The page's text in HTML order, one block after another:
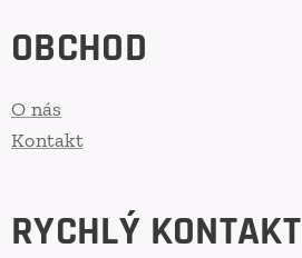
OBCHOD
O nás
Kontakt
RYCHLÝ KONTAKT